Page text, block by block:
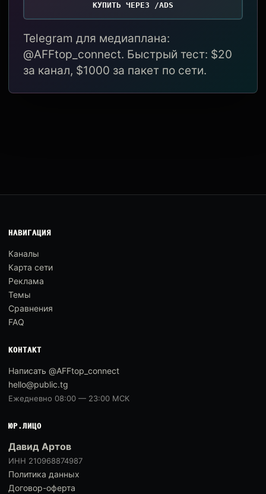
КУПИТЬ ЧЕРЕЗ /ADS
Telegram для медиаплана:
@AFFtop_connect. Быстрый тест: $20
за канал, $1000 за пакет по сети.
НАВИГАЦИЯ
Каналы
Карта сети
Реклама
Темы
Сравнения
FAQ
КОНТАКТ
Написать @AFFtop_connect
hello@public.tg
Ежедневно 08:00 — 23:00 МСК
ЮР.ЛИЦО
Давид Артов
ИНН 210968874987
Политика данных
Договор-оферта